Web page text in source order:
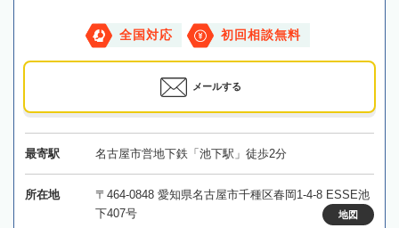
全国対応 初回相談無料
メールする
最寄駅 名古屋市営地下鉄「池下駅」徒歩2分
所在地
〒464-0848 愛知県名古屋市千種区春岡1-4-8 ESSE池
下407号
地図